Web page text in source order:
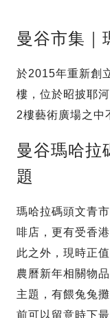
曼谷市集｜
於2015年重新創
樓，位於昭披耶
2樓藝術廣場之中
曼谷瑪哈拉
題
瑪哈拉碼頭文青
啡店，更有受香
此之外，現時正
農曆新年相關物
主題，有餵兔兔
前可以留意時下最